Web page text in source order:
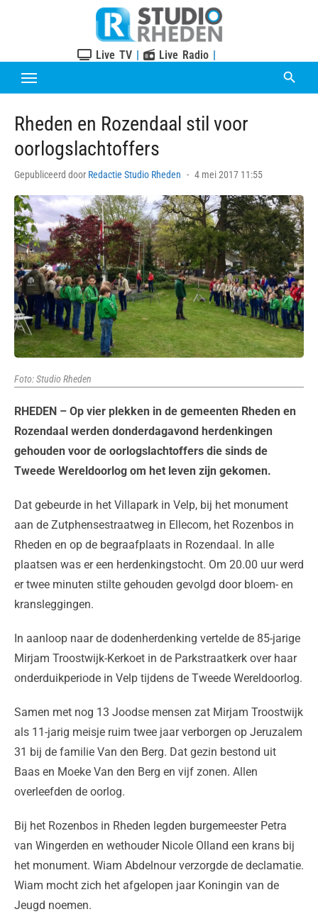
Live TV | Live Radio |
Rheden en Rozendaal stil voor
oorlogslachtoffers
Gepubliceerd door Redactie Studio Rheden
Posted
4 mei 2017 11:55
Foto: Studio Rheden
RHEDEN – Op vier plekken in de gemeenten Rheden en
Rozendaal werden donderdagavond herdenkingen
gehouden voor de oorlogslachtoffers die sinds de
Tweede Wereldoorlog om het leven zijn gekomen.
Dat gebeurde in het Villapark in Velp, bij het monument
aan de Zutphensestraatweg in Ellecom, het Rozenbos in
Rheden en op de begraafplaats in Rozendaal. In alle
plaatsen was er een herdenkingstocht. Om 20.00 uur werd
er twee minuten stilte gehouden gevolgd door bloem- en
kransleggingen.
In aanloop naar de dodenherdenking vertelde de 85-jarige
Mirjam Troostwijk-Kerkoet in de Parkstraatkerk over haar
onderduikperiode in Velp tijdens de Tweede Wereldoorlog.
Samen met nog 13 Joodse mensen zat Mirjam Troostwijk
als 11-jarig meisje ruim twee jaar verborgen op Jeruzalem
31 bij de familie Van den Berg. Dat gezin bestond uit
Baas en Moeke Van den Berg en vijf zonen. Allen
overleefden de oorlog.
Bij het Rozenbos in Rheden legden burgemeester Petra
van Wingerden en wethouder Nicole Olland een krans bij
het monument. Wiam Abdelnour verzorgde de declamatie.
Wiam mocht zich het afgelopen jaar Koningin van de
Jeugd noemen.